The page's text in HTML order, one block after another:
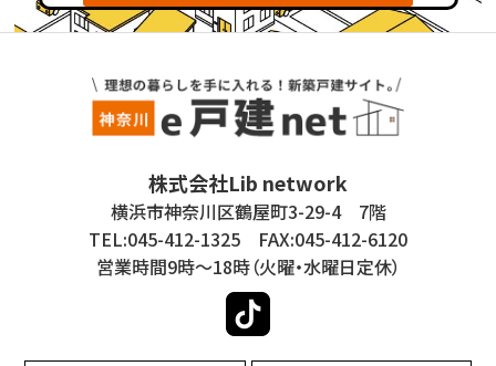
株式会社Lib network
横浜市神奈川区鶴屋町3-29-4 7階
TEL:045-412-1325 FAX:045-412-6120
営業時間9時～18時（火曜・水曜日定休）